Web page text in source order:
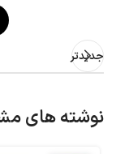
جدیدتر
نوشته های